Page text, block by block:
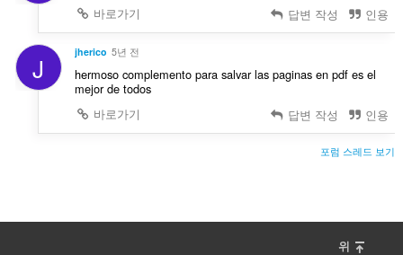
바로가기
답변 작성 인용
J jherico 5년 전
hermoso complemento para salvar las paginas en pdf es el
mejor de todos
바로가기
답변 작성 인용
포럼 스레드 보기
위